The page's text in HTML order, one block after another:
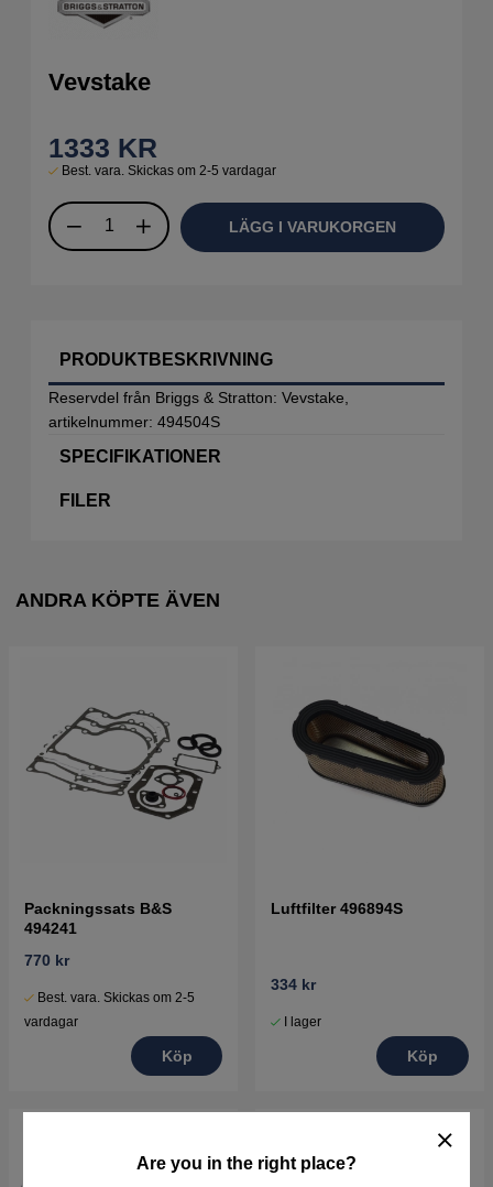
Are you in the right place?
Vevstake
1333 KR
Best. vara. Skickas om 2-5 vardagar
LÄGG I VARUKORGEN
PRODUKTBESKRIVNING
Reservdel från Briggs & Stratton: Vevstake,
artikelnummer: 494504S
SPECIFIKATIONER
FILER
ANDRA KÖPTE ÄVEN
Packningssats B&S
494241
770 kr
Best. vara. Skickas om 2-5
vardagar
Köp
Luftfilter 496894S
334 kr
I lager
Köp